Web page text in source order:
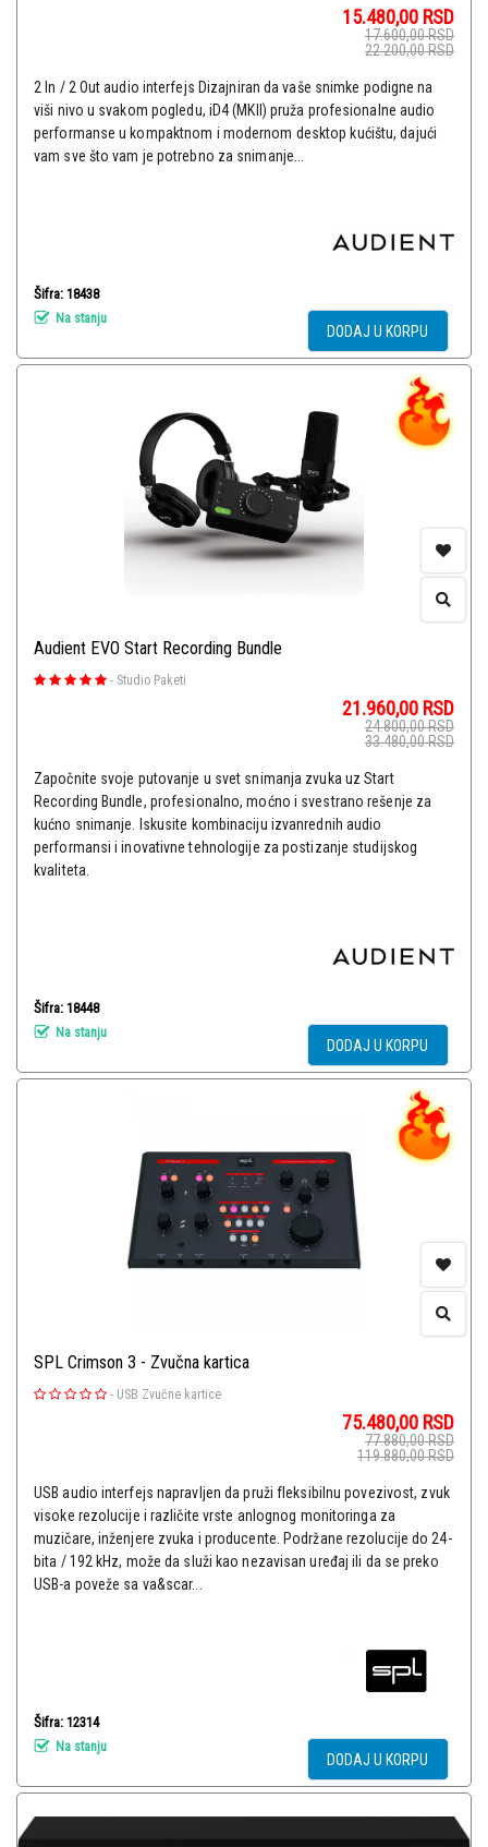
15.480,00 RSD
17.600,00RSD
22.200,00RSD
2 In / 2 Out audio interfejs Dizajniran da vaše snimke podigne na
viši nivo u svakom pogledu, iD4 (MKII) pruža profesionalne audio
performanse u kompaktnom i modernom desktop kućištu, dajući
vam sve što vam je potrebno za snimanje...
Šifra: 18438
Na stanju
DODAJ U KORPU
Audient EVO Start Recording Bundle
- Studio Paketi
21.960,00 RSD
24.800,00RSD
33.480,00RSD
Započnite svoje putovanje u svet snimanja zvuka uz Start
Recording Bundle, profesionalno, moćno i svestrano rešenje za
kućno snimanje. Iskusite kombinaciju izvanrednih audio
performansi i inovativne tehnologije za postizanje studijskog
kvaliteta.
Šifra: 18448
Na stanju
DODAJ U KORPU
SPL Crimson 3 - Zvučna kartica
- USB Zvučne kartice
75.480,00 RSD
77.880,00RSD
119.880,00RSD
USB audio interfejs napravljen da pruži fleksibilnu povezivost, zvuk
visoke rezolucije i različite vrste anlognog monitoringa za
muzičare, inženjere zvuka i producente. Podržane rezolucije do 24-
bita / 192 kHz, može da služi kao nezavisan uređaj ili da se preko
USB-a poveže sa va&scar...
Šifra: 12314
Na stanju
DODAJ U KORPU